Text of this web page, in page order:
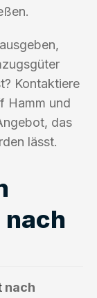
Kontaktiere
Hamm und
das
lässt.
nach